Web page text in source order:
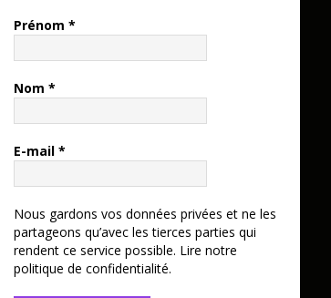
Prénom *
Nom *
E-mail *
Nous gardons vos données privées et ne les
partageons qu’avec les tierces parties qui
rendent ce service possible. Lire notre
politique de confidentialité.